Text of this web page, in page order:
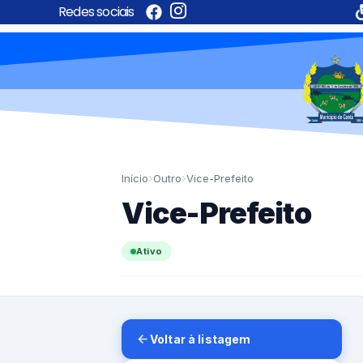
Redes sociais
Início›Outro›Vice-Prefeito
Vice-Prefeito
Ativo
Voltar à listagem